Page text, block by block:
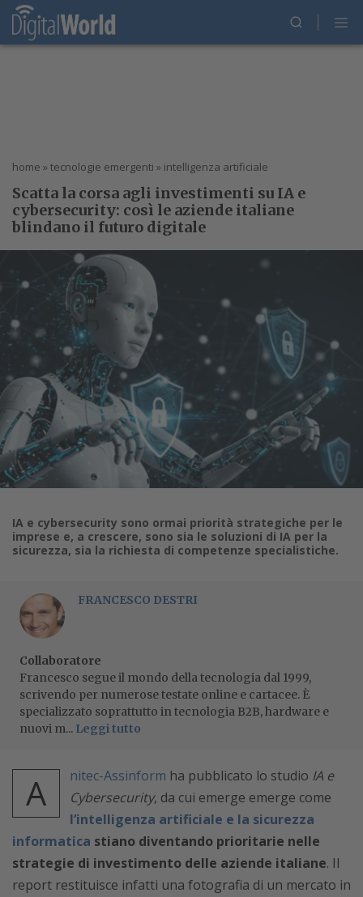
home » tecnologie emergenti » intelligenza artificiale
Scatta la corsa agli investimenti su IA e
cybersecurity: così le aziende italiane
blindano il futuro digitale
IA e cybersecurity sono ormai priorità strategiche per le
imprese e, a crescere, sono sia le soluzioni di IA per la
sicurezza, sia la richiesta di competenze specialistiche.
FRANCESCO DESTRI
Collaboratore
Francesco segue il mondo della tecnologia dal 1999,
scrivendo per numerose testate online e cartacee. È
specializzato soprattutto in tecnologia B2B, hardware e
nuovi m... Leggi tutto
A nitec-Assinform ha pubblicato lo studio IA e
Cybersecurity, da cui emerge emerge come
l’intelligenza artificiale e la sicurezza
informatica stiano diventando prioritarie nelle
strategie di investimento delle aziende italiane. Il
report restituisce infatti una fotografia di un mercato in